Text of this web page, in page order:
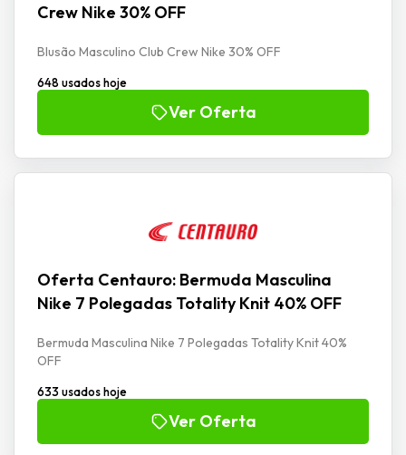
Crew Nike 30% OFF
Blusão Masculino Club Crew Nike 30% OFF
648 usados hoje
Ver Oferta
Oferta Centauro: Bermuda Masculina
Nike 7 Polegadas Totality Knit 40% OFF
Bermuda Masculina Nike 7 Polegadas Totality Knit 40%
OFF
633 usados hoje
Ver Oferta